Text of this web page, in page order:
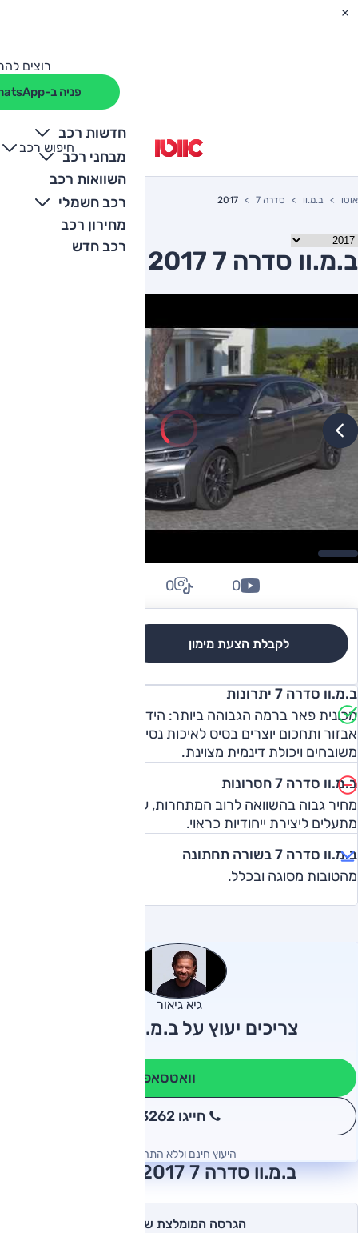
רוצים
פניה ב-WhatsApp
חדשות רכב
מבחני רכב
השוואות רכב
רכב חשמלי
מחירון רכב
רכב חדש
חיפוש רכב
+
-
אוטו ב.מ.וו סדרה 7 2017
ב.מ.וו סדרה 7 2017 יד שניה
לקבלת הצעת מימון
0
0
ב.מ.וו סדרה 7 יתרונות
מכונית פאר ברמה הגבוהה ביותר: הידור, ביצוע, טכנולוגיה,
אבזור ותחכום יוצרים בסיס לאיכות נסיעה גבוהה, ביצועים
משובחים ויכולת דינמית מצוינת.
ב.מ.וו סדרה 7 חסרונות
מחיר גבוה בהשוואה לרוב המתחרות, עיצוב חוץ ופנים אינם
מתעלים ליצירת ייחודיות כראוי.
ב.מ.וו סדרה 7 בשורה תחתונה
מהטובות מסוגה ובכלל.
גיא גיאור
צריכים יעוץ על ב.מ.וו סדרה 7?
וואטסאפ
חייגו 3262
היעוץ חינם וללא התחייבות
ב.מ.וו סדרה 7 2017 חוות דעת
הגרסה המומלצת של אוטו